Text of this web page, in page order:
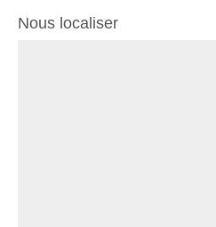
Nous localiser